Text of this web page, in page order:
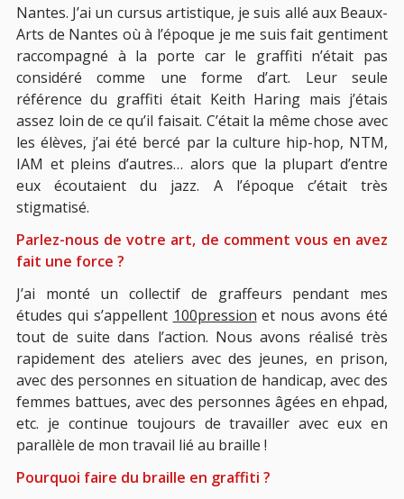
Nantes. J’ai un cursus artistique, je suis allé aux Beaux-
Arts de Nantes où à l’époque je me suis fait gentiment
raccompagné à la porte car le graffiti n’était pas
considéré comme une forme d’art. Leur seule
référence du graffiti était Keith Haring mais j’étais
assez loin de ce qu’il faisait. C’était la même chose avec
les élèves, j’ai été bercé par la culture hip-hop, NTM,
IAM et pleins d’autres… alors que la plupart d’entre
eux écoutaient du jazz. A l’époque c’était très
stigmatisé.
Parlez-nous de votre art, de comment vous en avez
fait une force ?
J’ai monté un collectif de graffeurs pendant mes
études qui s’appellent 100pression et nous avons été
tout de suite dans l’action. Nous avons réalisé très
rapidement des ateliers avec des jeunes, en prison,
avec des personnes en situation de handicap, avec des
femmes battues, avec des personnes âgées en ehpad,
etc. je continue toujours de travailler avec eux en
parallèle de mon travail lié au braille !
Pourquoi faire du braille en graffiti ?